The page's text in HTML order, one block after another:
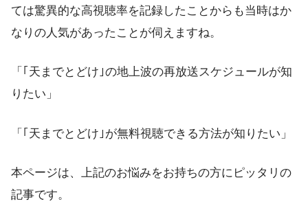
ては驚異的な高視聴率を記録したことからも当時はか
なりの人気があったことが伺えますね。
「｢天までとどけ｣の地上波の再放送スケジュールが知
りたい」
「｢天までとどけ｣が無料視聴できる方法が知りたい」
本ページは、上記のお悩みをお持ちの方にピッタリの
記事です。